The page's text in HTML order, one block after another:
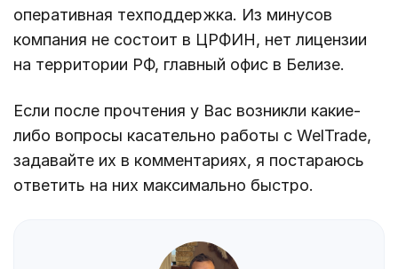
оперативная техподдержка. Из минусов
компания не состоит в ЦРФИН, нет лицензии
на территории РФ, главный офис в Белизе.
Если после прочтения у Вас возникли какие-
либо вопросы касательно работы с WelTrade,
задавайте их в комментариях, я постараюсь
ответить на них максимально быстро.